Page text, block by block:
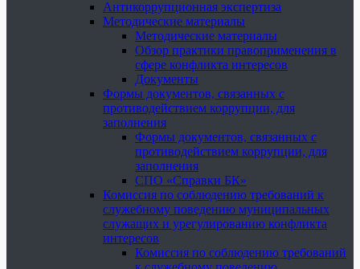
Антикоррупционная экспертиза
Методические материалы
Методические материалы
Обзор практики правоприменения в
сфере конфликта интересов
Документы
Формы документов, связанных с
противодействием коррупции, для
заполнения
Формы документов, связанных с
противодействием коррупции, для
заполнения
СПО «Справки БК»
Комиссия по соблюдению требований к
служебному поведению муниципальных
служащих и урегулированию конфликта
интересов
Комиссия по соблюдению требований